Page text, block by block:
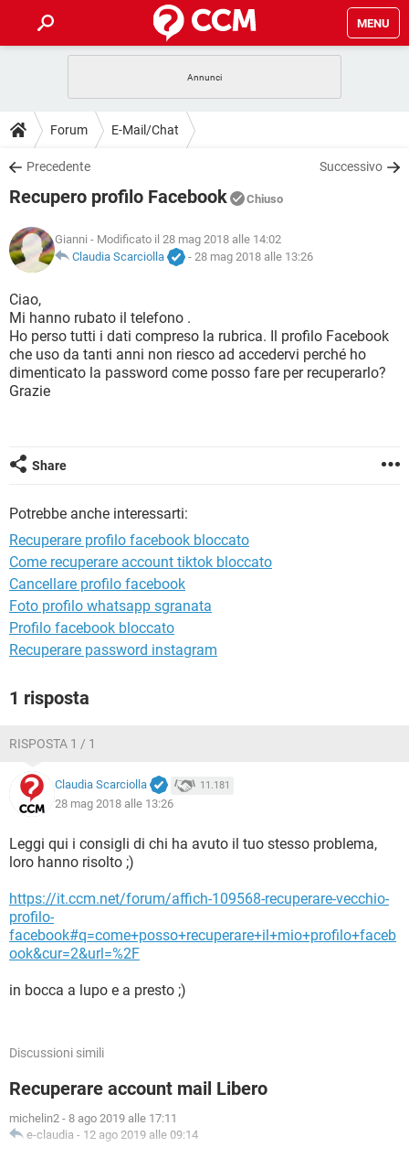
MENU
INTRATTENIMENTO
iOS
INSTAGRAM WHATSAPP
TIKTOK
HARDWARE
GUIDE
COVID-19
INSTAGRAM WHATSAPP
TIKTOK
HARDWARE
DOWNLOAD
COVID-19 GAMING
INTRATTENIMENTO
iOS WINDOWS 10
INSTAGRAM
TIKTOK
HARDWARE
FORUM
COVID-19 GAMING
INTRATTENIMENTO
iOS
INSTAGRAM WHATSAPP
TIKTOK FACEBOOK
HARDWARE
GLOSSARIO
COVID-19
INTRATTENIMENTO
iOS WINDOWS 10
INSTAGRAM
Forum E-Mail/Chat
Precedente Successivo
Recupero profilo Facebook Chiuso
Gianni - Modificato il 28 mag 2018 alle 14:02
Claudia Scarciolla
- 28 mag 2018 alle 13:26
Ciao,
Mi hanno rubato il telefono .
Ho perso tutti i dati compreso la rubrica. Il profilo Facebook
che uso da tanti anni non riesco ad accedervi perché ho
dimenticato la password come posso fare per recuperarlo?
Grazie
Share
Potrebbe anche interessarti:
Recuperare profilo facebook bloccato
Come recuperare account tiktok bloccato
Cancellare profilo facebook
Foto profilo whatsapp sgranata
Profilo facebook bloccato
Recuperare password instagram
1 risposta
RISPOSTA 1 / 1
Claudia Scarciolla 11.181
28 mag 2018 alle 13:26
Leggi qui i consigli di chi ha avuto il tuo stesso problema,
loro hanno risolto ;)
https://it.ccm.net/forum/affich-109568-recuperare-vecchio-
profilo-
facebook#q=come+posso+recuperare+il+mio+profilo+faceb
ook&cur=2&url=%2F
in bocca a lupo e a presto ;)
Discussioni simili
Recuperare account mail Libero
michelin2 - 8 ago 2019 alle 17:11
e-claudia - 12 ago 2019 alle 09:14